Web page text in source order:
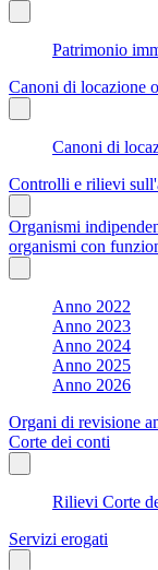
Patrimonio
Canoni di locazione
Canoni di
Controlli e rilievi
Organismi
organismi con
Anno 2022
Anno 2023
Anno 2024
Anno 2025
Anno 2026
Organi di revisione
Corte dei conti
Rilievi Corte
Servizi erogati